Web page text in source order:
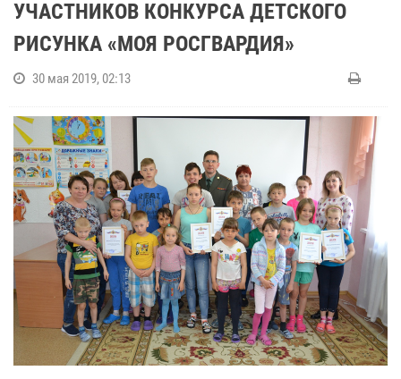
УЧАСТНИКОВ КОНКУРСА ДЕТСКОГО
РИСУНКА «МОЯ РОСГВАРДИЯ»
30 мая 2019, 02:13